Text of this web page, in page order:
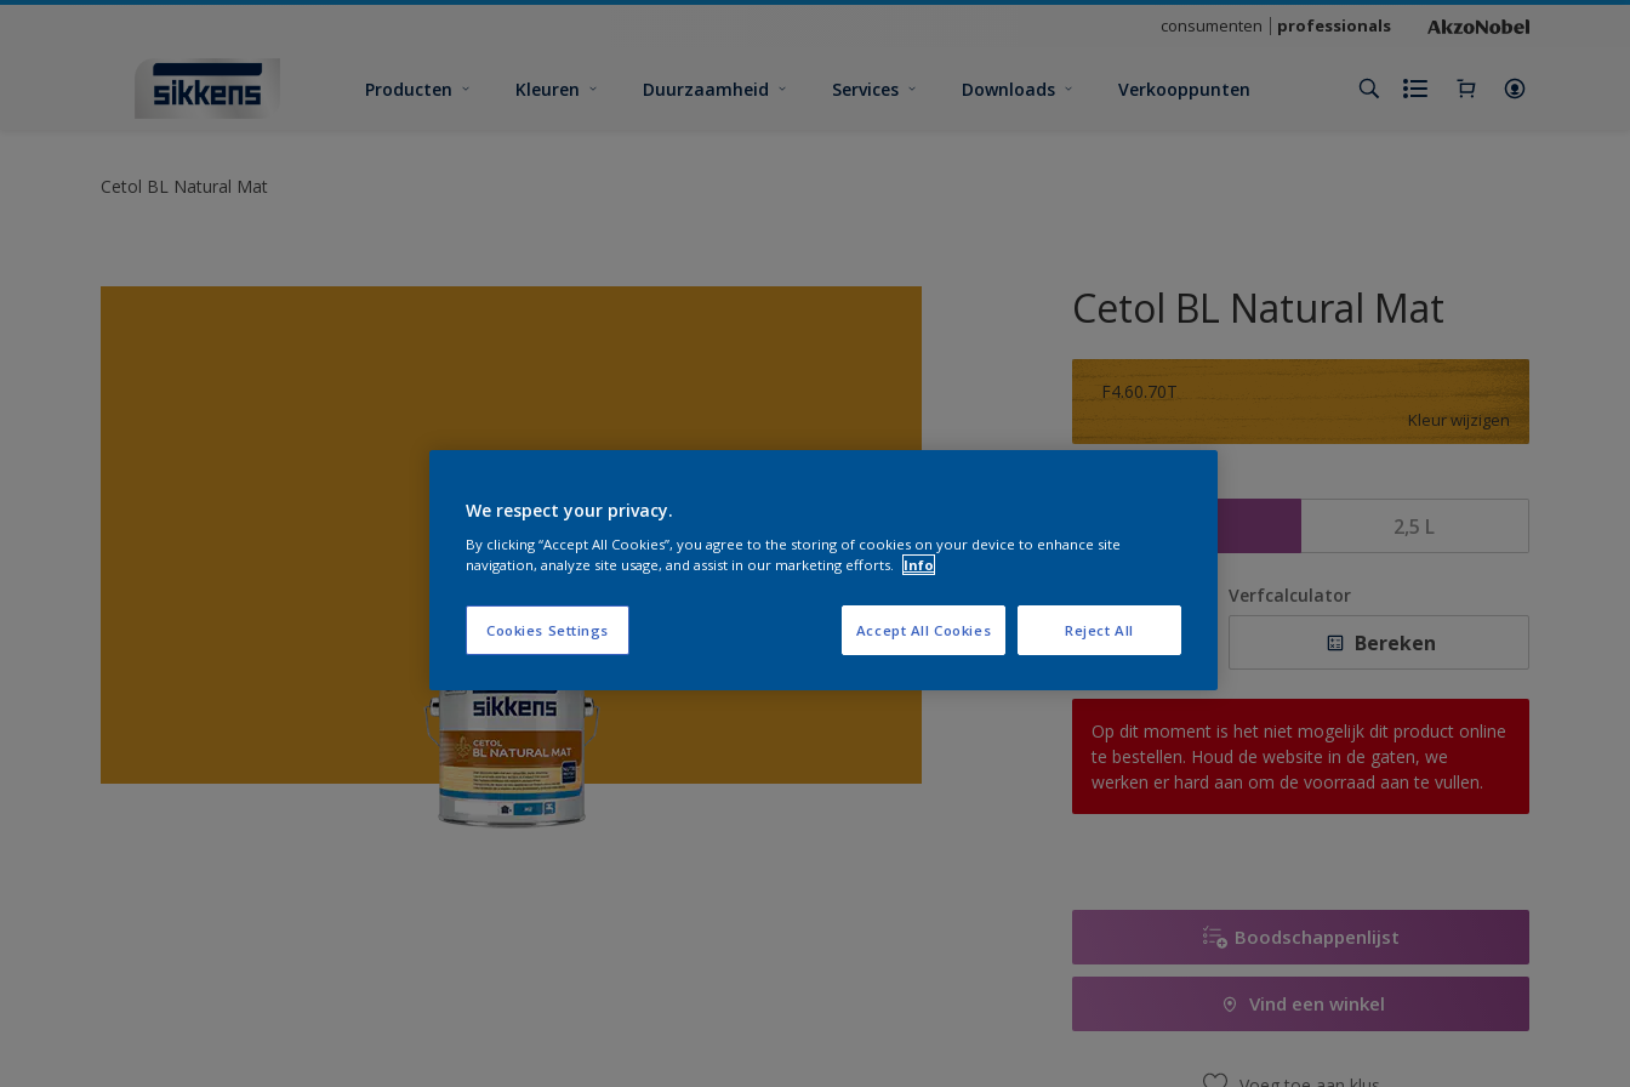
consumenten professionals
Producten Kleuren Duurzaamheid Services Downloads Verkooppunten
Cetol BL Natural Mat
Cetol BL Natural Mat
F4.60.70T
Kleur wijzigen
2,5 L
Verfcalculator
Bereken
Op dit moment is het niet mogelijk dit product online
te bestellen. Houd de website in de gaten, we
werken er hard aan om de voorraad aan te vullen.
Boodschappenlijst
Vind een winkel
We respect your privacy.
By clicking “Accept All Cookies”, you agree to the storing of cookies on your device to enhance site
navigation, analyze site usage, and assist in our marketing efforts.
Info
Cookies Settings Reject All
Accept All Cookies